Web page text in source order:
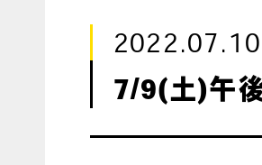
2022.07.10
7/9(土)午